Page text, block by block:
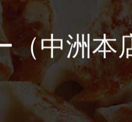
（中洲本